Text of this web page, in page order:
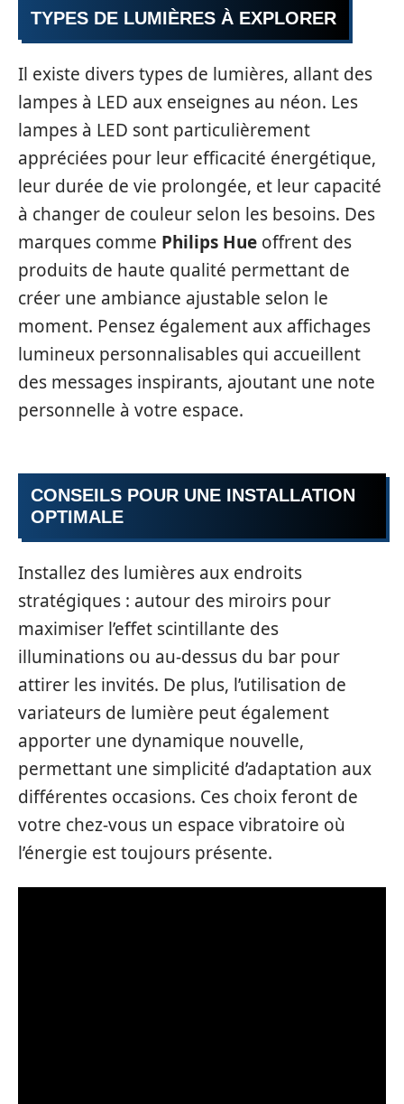
TYPES DE LUMIÈRES À EXPLORER
Il existe divers types de lumières, allant des
lampes à LED aux enseignes au néon. Les
lampes à LED sont particulièrement
appréciées pour leur efficacité énergétique,
leur durée de vie prolongée, et leur capacité
à changer de couleur selon les besoins. Des
marques comme Philips Hue offrent des
produits de haute qualité permettant de
créer une ambiance ajustable selon le
moment. Pensez également aux affichages
lumineux personnalisables qui accueillent
des messages inspirants, ajoutant une note
personnelle à votre espace.
CONSEILS POUR UNE INSTALLATION
OPTIMALE
Installez des lumières aux endroits
stratégiques : autour des miroirs pour
maximiser l’effet scintillante des
illuminations ou au-dessus du bar pour
attirer les invités. De plus, l’utilisation de
variateurs de lumière peut également
apporter une dynamique nouvelle,
permettant une simplicité d’adaptation aux
différentes occasions. Ces choix feront de
votre chez-vous un espace vibratoire où
l’énergie est toujours présente.